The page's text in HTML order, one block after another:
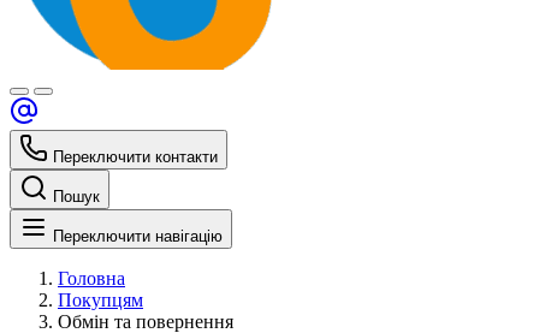
Переключити контакти
Пошук
Переключити навігацію
Головна
Покупцям
Обмін та повернення